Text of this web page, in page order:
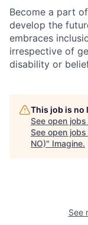
Become a part
develop the
embraces
irrespective of
disability or
This job is no
See open
See open
NO)" Imagine.
See